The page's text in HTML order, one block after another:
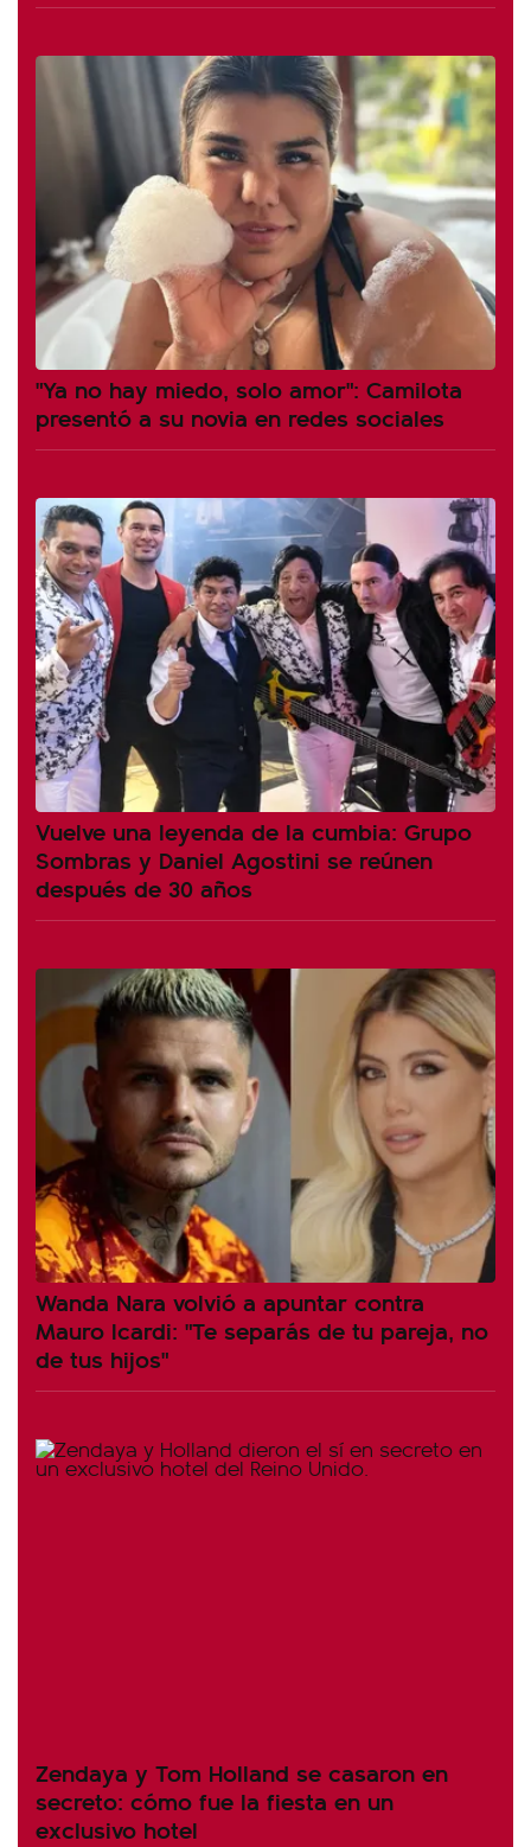
"Ya no hay miedo, solo amor": Camilota
presentó a su novia en redes sociales
Vuelve una leyenda de la cumbia: Grupo
Sombras y Daniel Agostini se reúnen
después de 30 años
Wanda Nara volvió a apuntar contra
Mauro Icardi: "Te separás de tu pareja, no
de tus hijos"
Zendaya y Tom Holland se casaron en
secreto: cómo fue la fiesta en un
exclusivo hotel